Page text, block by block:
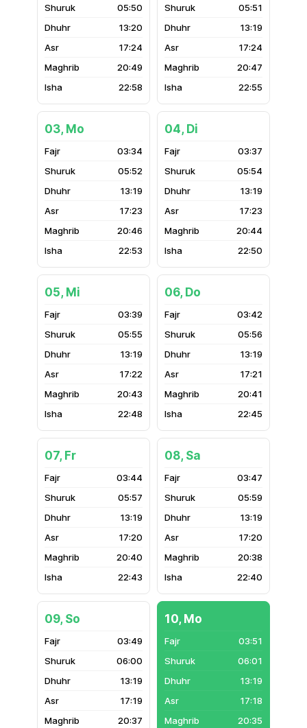
05:50
13:20
17:24
20:49
22:58
05:51
13:19
17:24
20:47
22:55
03, Mo
03:34
05:52
13:19
17:23
20:46
22:53
04, Di
03:37
05:54
13:19
17:23
20:44
22:50
05, Mi
03:39
05:55
13:19
17:22
20:43
22:48
06, Do
03:42
05:56
13:19
17:21
20:41
22:45
07, Fr
03:44
05:57
13:19
17:20
20:40
22:43
08, Sa
03:47
05:59
13:19
17:20
20:38
22:40
09, So
03:49
06:00
13:19
17:19
20:37
10, Mo
03:51
06:01
13:19
17:18
20:35